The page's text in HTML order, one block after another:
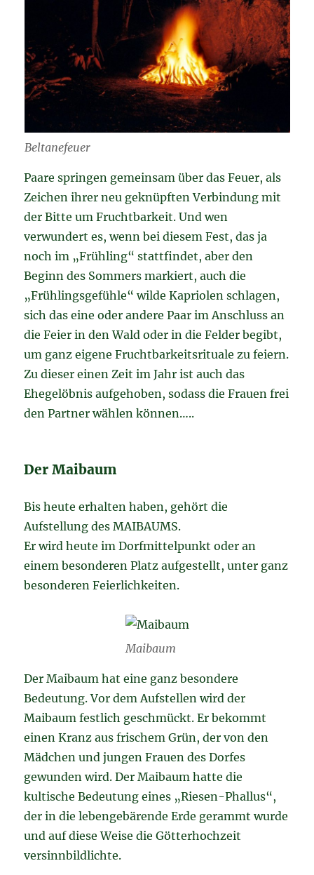
Beltanefeuer
Paare springen gemeinsam über das Feuer, als
Zeichen ihrer neu geknüpften Verbindung mit
der Bitte um Fruchtbarkeit. Und wen
verwundert es, wenn bei diesem Fest, das ja
noch im „Frühling“ stattfindet, aber den
Beginn des Sommers markiert, auch die
„Frühlingsgefühle“ wilde Kapriolen schlagen,
sich das eine oder andere Paar im Anschluss an
die Feier in den Wald oder in die Felder begibt,
um ganz eigene Fruchtbarkeitsrituale zu feiern.
Zu dieser einen Zeit im Jahr ist auch das
Ehegelöbnis aufgehoben, sodass die Frauen frei
den Partner wählen können…..
Der Maibaum
Bis heute erhalten haben, gehört die
Aufstellung des MAIBAUMS.
Er wird heute im Dorfmittelpunkt oder an
einem besonderen Platz aufgestellt, unter ganz
besonderen Feierlichkeiten.
Maibaum
Der Maibaum hat eine ganz besondere
Bedeutung. Vor dem Aufstellen wird der
Maibaum festlich geschmückt. Er bekommt
einen Kranz aus frischem Grün, der von den
Mädchen und jungen Frauen des Dorfes
gewunden wird. Der Maibaum hatte die
kultische Bedeutung eines „Riesen-Phallus“,
der in die lebengebärende Erde gerammt wurde
und auf diese Weise die Götterhochzeit
versinnbildlichte.